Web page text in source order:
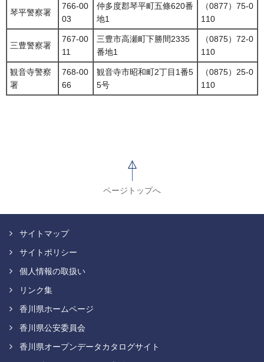
琴平警察署
766-00
03
仲多度郡琴平町五條620番
地1
（0877）75-0
110
三豊警察署
767-00
11
三豊市高瀬町下勝間2335
番地1
（0875）72-0
110
観音寺警察
署
768-00
66
観音寺市昭和町2丁目1番5
5号
（0875）25-0
110
ページトップへ
サイトマップ
サイトポリシー
個人情報の取扱い
リンク集
香川県ホームページ
香川県公安委員会
香川県オープンデータカタログサイト